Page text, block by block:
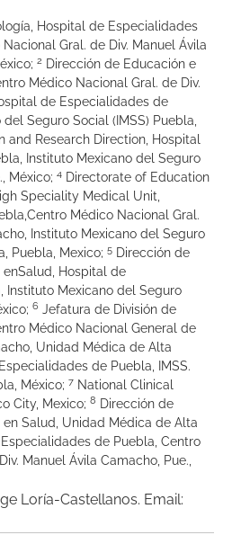
Hospital de Especialidades
Gral. de Div. Manuel Ávila
2 Dirección de Educación e
Médico Nacional Gral. de Div.
de Especialidades de
Seguro Social (IMSS) Puebla,
and Research Direction, Hospital
Instituto Mexicano del Seguro
México; 4 Directorate of Education
Speciality Medical Unit,
Médico Nacional Gral.
Instituto Mexicano del Seguro
Puebla, Mexico; 5 Dirección de
Hospital de
Instituto Mexicano del Seguro
6 Jefatura de División de
Médico Nacional General de
Unidad Médica de Alta
de Puebla, IMSS.
México; 7 National Clinical
City, Mexico; 8 Dirección de
Salud, Unidad Médica de Alta
de Puebla, Centro
Manuel Ávila Camacho, Pue.,
Loría-Castellanos. Email: